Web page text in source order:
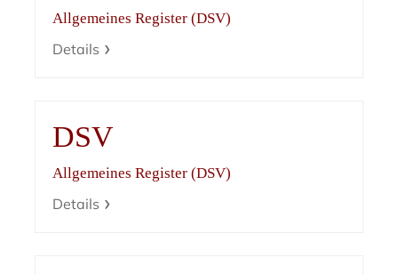
Allgemeines Register (DSV)
Details
DSV
Allgemeines Register (DSV)
Details